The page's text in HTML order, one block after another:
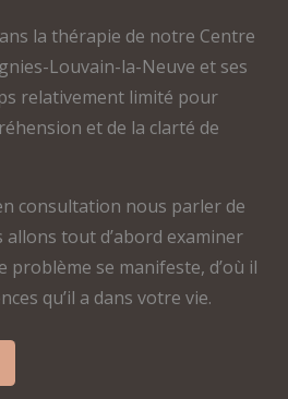
la thérapie de notre Centre
Louvain-la-Neuve et ses
relativement limité pour
et de la clarté de
consultation nous parler de
tout d’abord examiner
problème se manifeste, d’où il
qu’il a dans votre vie.